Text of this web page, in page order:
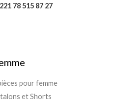
78 515 87 27
pour femme
et Shorts